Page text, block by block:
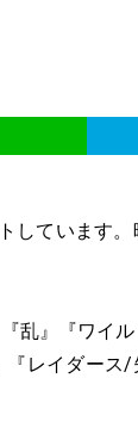
しています。
乱』『ワイ
『レイダース/